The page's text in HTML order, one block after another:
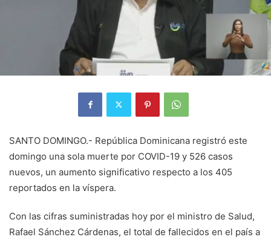
SANTO DOMINGO.- República Dominicana registró este
domingo una sola muerte por COVID-19 y 526 casos
nuevos, un aumento significativo respecto a los 405
reportados en la víspera.
Con las cifras suministradas hoy por el ministro de Salud,
Rafael Sánchez Cárdenas, el total de fallecidos en el país a